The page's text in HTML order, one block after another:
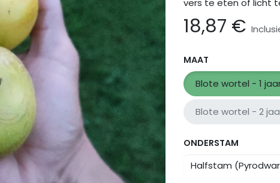
vers te eten of licht
18,87 €
MAAT
Blote wortel - 1
Blote wortel - 2
ONDERSTAM